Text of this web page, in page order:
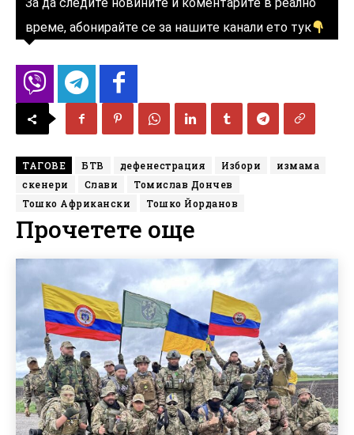
време, абонирайте се за нашите канали ето тук
ТАГОВЕ БТВ дефенестрация Избори
измама
скенери
Слави
Томислав Дончев
Тошко Африкански
Тошко Йорданов
Прочетете още